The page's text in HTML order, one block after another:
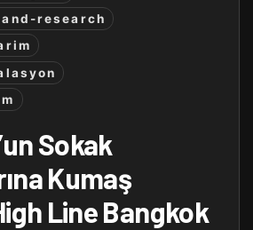
research
Sokak
Kumaş
Line Bangkok